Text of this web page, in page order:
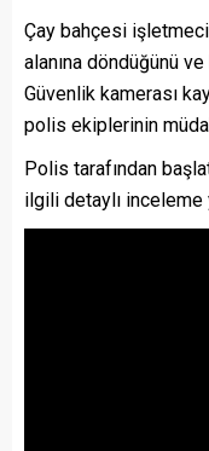
Çay bahçesi
alanına döndüğünü
Güvenlik kamerası
polis ekiplerinin
Polis tarafından
ilgili detaylı inceleme